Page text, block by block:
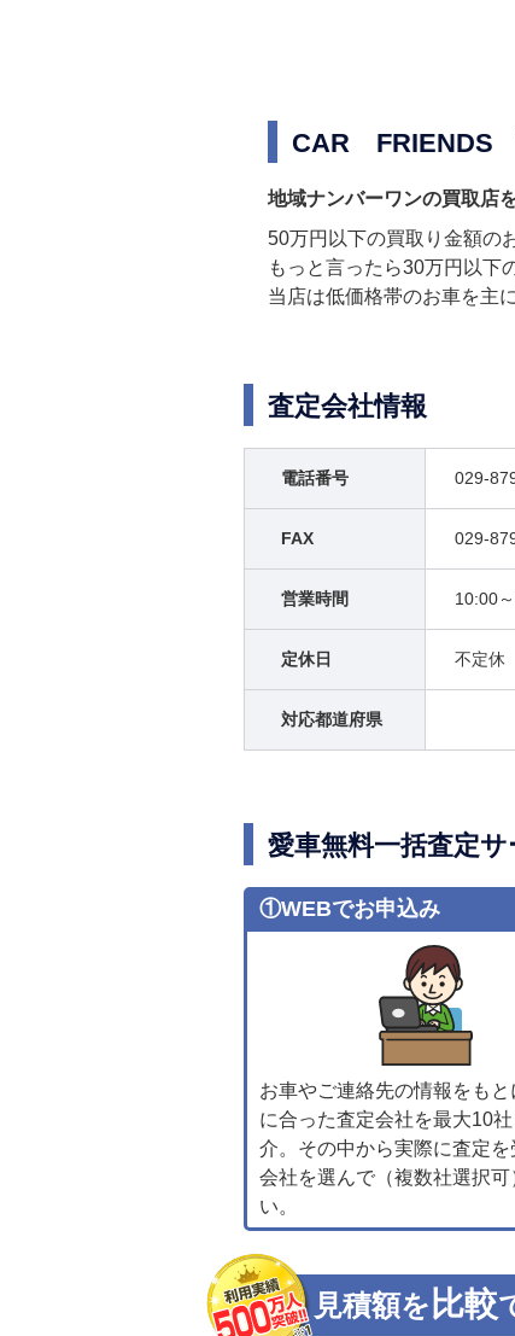
CAR FRIENDS
地域ナンバーワンの買取店
50万円以下の買取り金額の
もっと言ったら30万円以下
当店は低価格帯のお車を主
査定会社情報
電話番号 029-
FAX 029-
営業時間 10:00
定休日 不定休
対応都道府県
愛車無料一括査定
①WEBでお申込み
お車やご連絡先の情報をも
に合った査定会社を最大10
介。その中から実際に査定を
会社を選んで（複数社選択可
い。
見積額を 比較